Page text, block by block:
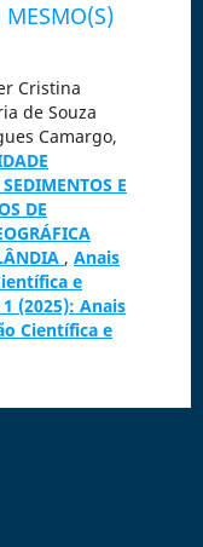
MESMO(S)
Cristina
de Souza
Camargo,
E
DE
, Anais
e
(2025): Anais
Científica e